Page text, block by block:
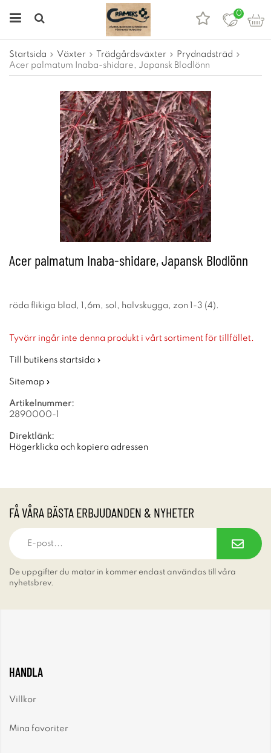
0
Startsida Växter Trädgårdsväxter
Prydnadsträd
Acer palmatum Inaba-shidare, Japansk Blodlönn
Acer palmatum Inaba-shidare, Japansk Blodlönn
röda flikiga blad, 1,6m, sol, halvskugga, zon 1-3 (4).
Tyvärr ingår inte denna produkt i vårt sortiment för tillfället.
Till butikens startsida »
Sitemap »
Artikelnummer:
2890000-1
Direktlänk:
Högerklicka och kopiera adressen
FÅ VÅRA BÄSTA ERBJUDANDEN & NYHETER
De uppgifter du matar in kommer endast användas till våra
nyhetsbrev.
HANDLA
Villkor
Mina favoriter